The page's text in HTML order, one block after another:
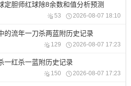
定胆师红球除8余数和值分析预测
53 2026-08-07 18:10
的流年一刀杀两蓝附历史记录
129 2026-08-07 17:23
一红杀一蓝附历史记录
150 2026-08-07 17:23